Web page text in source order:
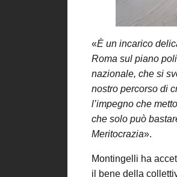
«È un incarico
Roma sul piano
nazionale, che si
nostro percorso di
l’impegno che
che solo può
Meritocrazia».
Montingelli ha
il bene della